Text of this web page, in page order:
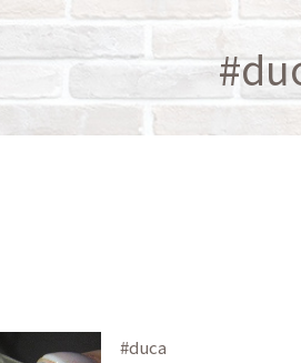
#duca